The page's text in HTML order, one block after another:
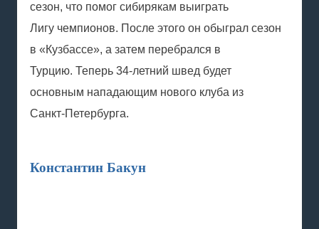
сезон, что помог сибирякам выиграть
Лигу чемпионов. После этого он обыграл сезон
в «Кузбассе», а затем перебрался в
Турцию. Теперь 34-летний швед будет
основным нападающим нового клуба из
Санкт-Петербурга.
Константин Бакун